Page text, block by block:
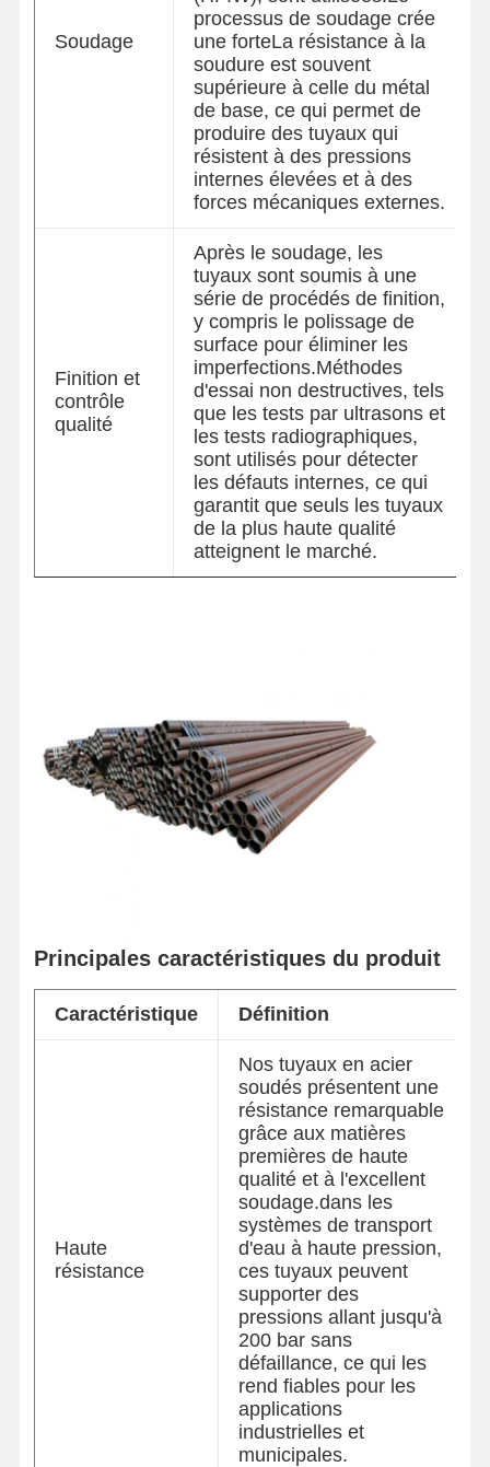
Coils en acier inoxydable
Barres et bobines en aluminium
Des bandes de cuivre et des barres de cuivre
Soudage
processus de soudage crée
une forteLa résistance à la
soudure est souvent
supérieure à celle du métal
de base, ce qui permet de
produire des tuyaux qui
résistent à des pressions
internes élevées et à des
forces mécaniques externes.
Finition et
contrôle
qualité
Après le soudage, les
tuyaux sont soumis à une
série de procédés de finition,
y compris le polissage de
surface pour éliminer les
imperfections.Méthodes
d'essai non destructives, tels
que les tests par ultrasons et
les tests radiographiques,
sont utilisés pour détecter
les défauts internes, ce qui
garantit que seuls les tuyaux
de la plus haute qualité
atteignent le marché.
Principales caractéristiques du produit
Caractéristique Définition
Haute
résistance
Nos tuyaux en acier
soudés présentent une
résistance remarquable
grâce aux matières
premières de haute
qualité et à l'excellent
soudage.dans les
systèmes de transport
d'eau à haute pression,
ces tuyaux peuvent
supporter des
pressions allant jusqu'à
200 bar sans
défaillance, ce qui les
rend fiables pour les
applications
industrielles et
municipales.